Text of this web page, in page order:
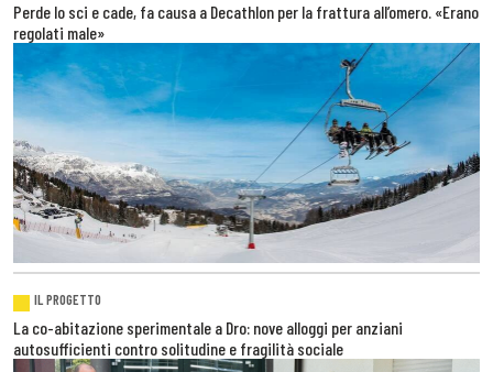
Perde lo sci e cade, fa causa a Decathlon per la frattura all’omero. «Erano
regolati male»
IL PROGETTO
La co-abitazione sperimentale a Dro: nove alloggi per anziani
autosufficienti contro solitudine e fragilità sociale